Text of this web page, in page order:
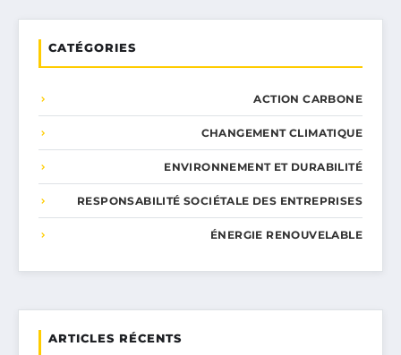
CATÉGORIES
ACTION CARBONE
CHANGEMENT CLIMATIQUE
ENVIRONNEMENT ET DURABILITÉ
RESPONSABILITÉ SOCIÉTALE DES ENTREPRISES
ÉNERGIE RENOUVELABLE
ARTICLES RÉCENTS